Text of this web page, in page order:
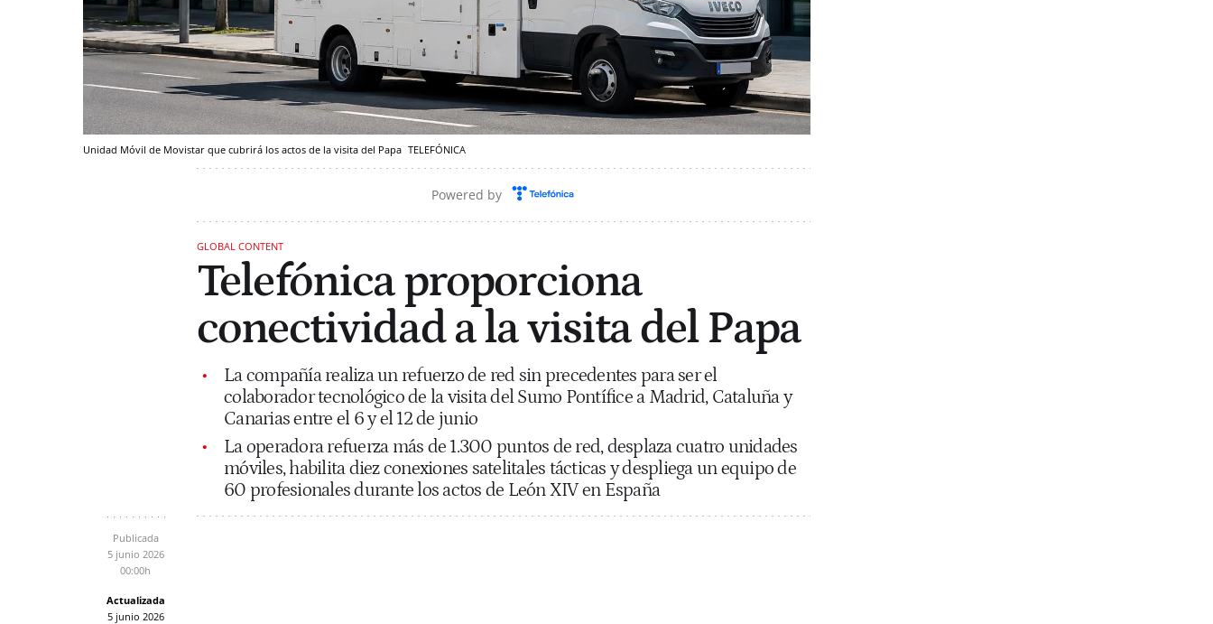
Unidad Móvil de Movistar que cubrirá los actos de la visita del Papa TELEFÓNICA
Powered by
GLOBAL CONTENT
Telefónica proporciona
conectividad a la visita del Papa
La compañía realiza un refuerzo de red sin precedentes para ser el
colaborador tecnológico de la visita del Sumo Pontífice a Madrid, Cataluña y
Canarias entre el 6 y el 12 de junio
La operadora refuerza más de 1.300 puntos de red, desplaza cuatro unidades
móviles, habilita diez conexiones satelitales tácticas y despliega un equipo de
60 profesionales durante los actos de León XIV en España
Publicada
5 junio 2026
00:00h
Actualizada
5 junio 2026